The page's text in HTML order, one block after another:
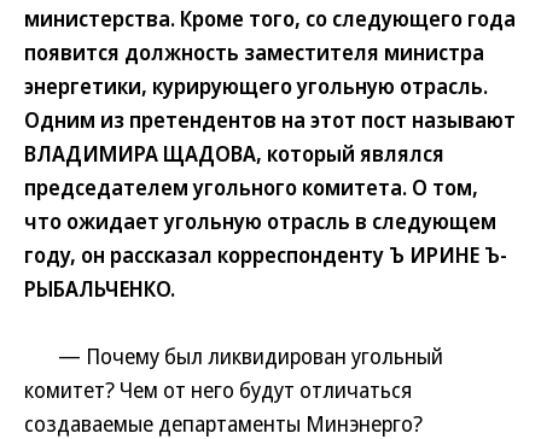
министерства. Кроме того, со следующего года
появится должность заместителя министра
энергетики, курирующего угольную отрасль.
Одним из претендентов на этот пост называют
ВЛАДИМИРА ЩАДОВА, который являлся
председателем угольного комитета. О том,
что ожидает угольную отрасль в следующем
году, он рассказал корреспонденту Ъ ИРИНЕ Ъ-
РЫБАЛЬЧЕНКО.
— Почему был ликвидирован угольный
комитет? Чем от него будут отличаться
создаваемые департаменты Минэнерго?